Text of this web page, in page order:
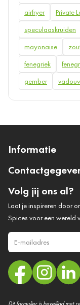
airfryer
Private
speculaaskruiden
mayonaise
fenegriek
gember
Informatie
Volg jij ons al?
Laat je inspireren door
Spices voor een wereld
Dit formulier is beveiligd met